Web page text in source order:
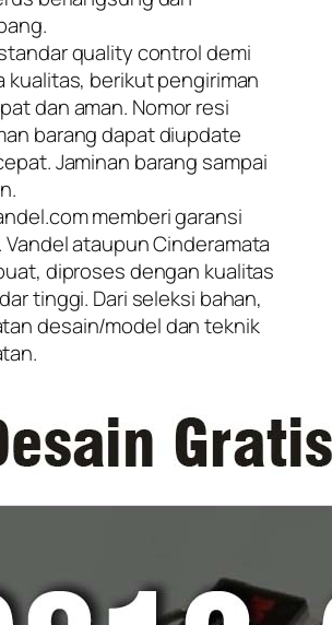
quality control demi
kualitas, berikut pengiriman
dan aman. Nomor resi
barang dapat diupdate
Jaminan barang sampai
memberi garansi
Vandel ataupun Cinderamata
diproses dengan kualitas
tinggi. Dari seleksi bahan,
desain/model dan teknik